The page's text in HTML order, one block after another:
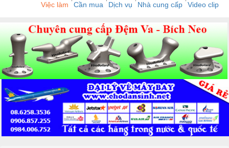
Việc làm Cần mua Dịch vụ Nhà cung cấp Video clip